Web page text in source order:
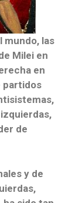
mundo, las
Milei en
en
partidos
de
y de